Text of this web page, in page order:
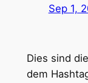
Sep 1,
Dies sind
dem